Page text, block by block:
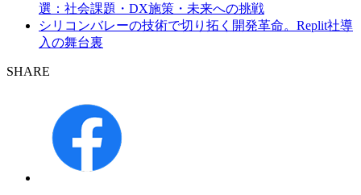
選：社会課題・DX施策・未来への挑戦
シリコンバレーの技術で切り拓く開発革命。Replit社導
入の舞台裏
SHARE